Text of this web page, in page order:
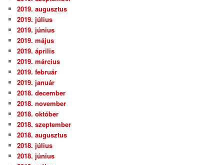
2019. augusztus
2019. július
2019. június
2019. május
2019. április
2019. március
2019. február
2019. január
2018. december
2018. november
2018. október
2018. szeptember
2018. augusztus
2018. július
2018. június